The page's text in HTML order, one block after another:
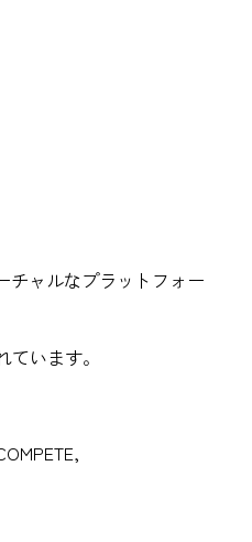
チャルなプラットフォー
います。